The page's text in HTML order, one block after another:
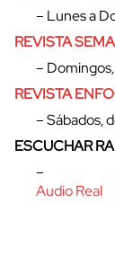
cerrar
– Lunes a
REVISTA
–
REVISTA
– Sábados,
ESCUCHAR
–
Audio Real